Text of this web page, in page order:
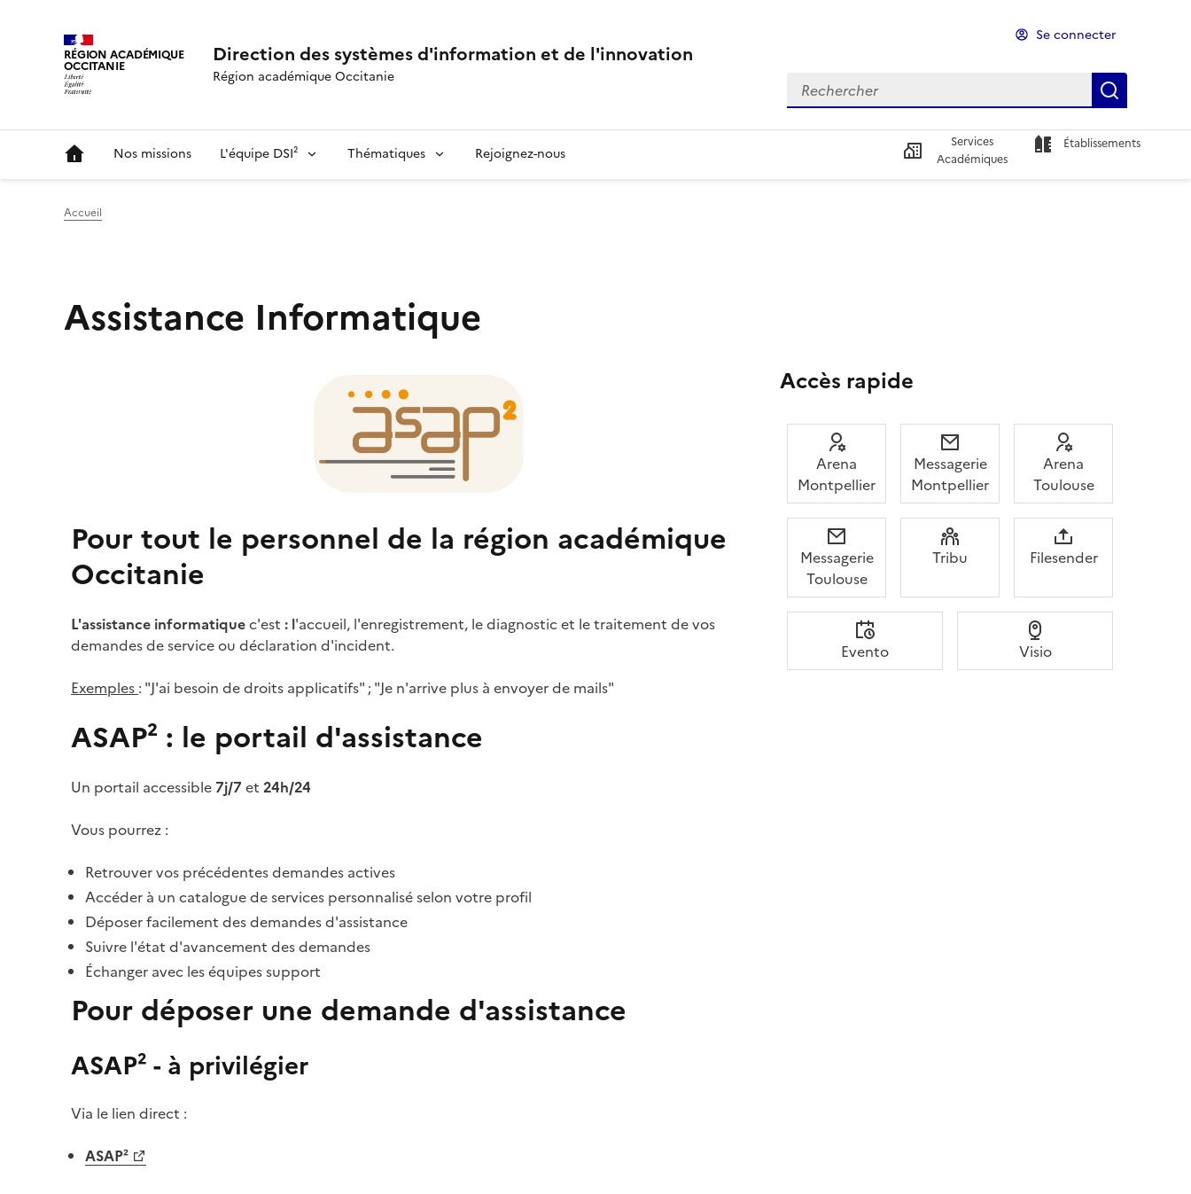
RÉGION ACADÉMIQUE
OCCITANIE Direction des systèmes d'information et de l'innovation
Région académique Occitanie
Se connecter
Rechercher
Rechercher
Nos missions L'équipe DSI² Thématiques Rejoignez-nous
Services
Académiques
Établissements
Accueil
Assistance Informatique
Pour tout le personnel de la région académique
Occitanie
L'assistance informatiquec'est : l'accueil, l'enregistrement, le diagnostic et le traitement de vos
demandes de service ou déclaration d'incident.
Exemples : "J'ai besoin de droits applicatifs" ; "Je n'arrive plus à envoyer de mails"
ASAP² : le portail d'assistance
Un portail accessible 7j/7 et 24h/24
Vous pourrez :
Retrouver vos précédentes demandes actives
Accéder à un catalogue de services personnalisé selon votre profil
Déposer facilement des demandes d'assistance
Suivre l'état d'avancement des demandes
Échanger avec les équipes support
Pour déposer une demande d'assistance
ASAP² - à privilégier
Via le lien direct :
ASAP²
Accès rapide
Arena
Montpellier
Messagerie
Montpellier
Arena
Toulouse
Messagerie
Toulouse
Tribu Filesender
Evento Visio